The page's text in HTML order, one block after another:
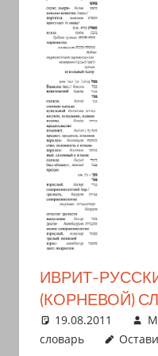
иврите
арамейском.
Поговорки
пословицы
транскрипцией
арабском,
иврите
Кулинарные
рецепты
новости
ИВРИТ-
19.08.2011
словарь